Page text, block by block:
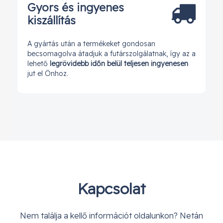
Gyors és ingyenes
kiszállítás
A gyártás után a termékeket gondosan
becsomagolva átadjuk a futárszolgálatnak, így az a
lehető legrövidebb időn belül teljesen ingyenesen
jut el Önhoz.
Kapcsolat
Nem találja a kellő információt oldalunkon? Netán